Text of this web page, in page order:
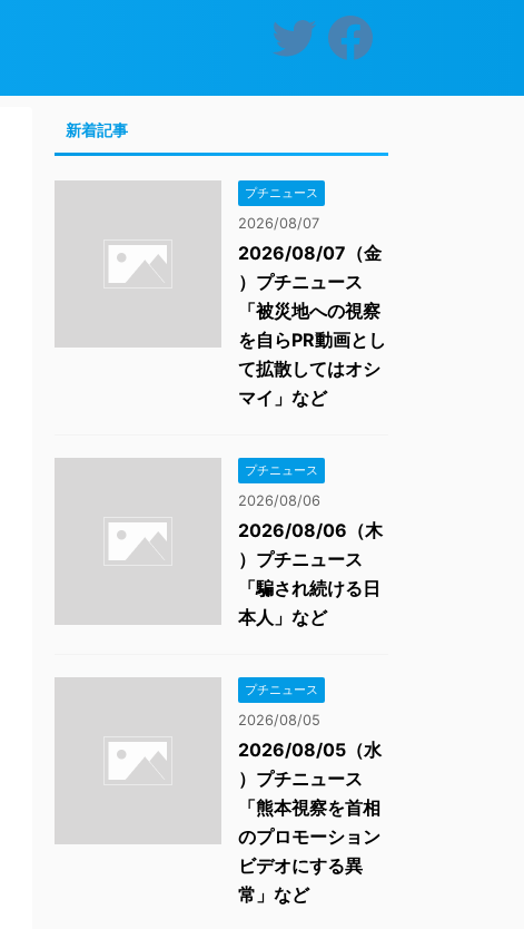
新着記事
プチニュース
2026/08/07
2026/08/07（金
）プチニュース
「被災地への視察
を自らPR動画とし
て拡散してはオシ
マイ」など
プチニュース
2026/08/06
2026/08/06（木
）プチニュース
「騙され続ける日
本人」など
プチニュース
2026/08/05
2026/08/05（水
）プチニュース
「熊本視察を首相
のプロモーション
ビデオにする異
常」など